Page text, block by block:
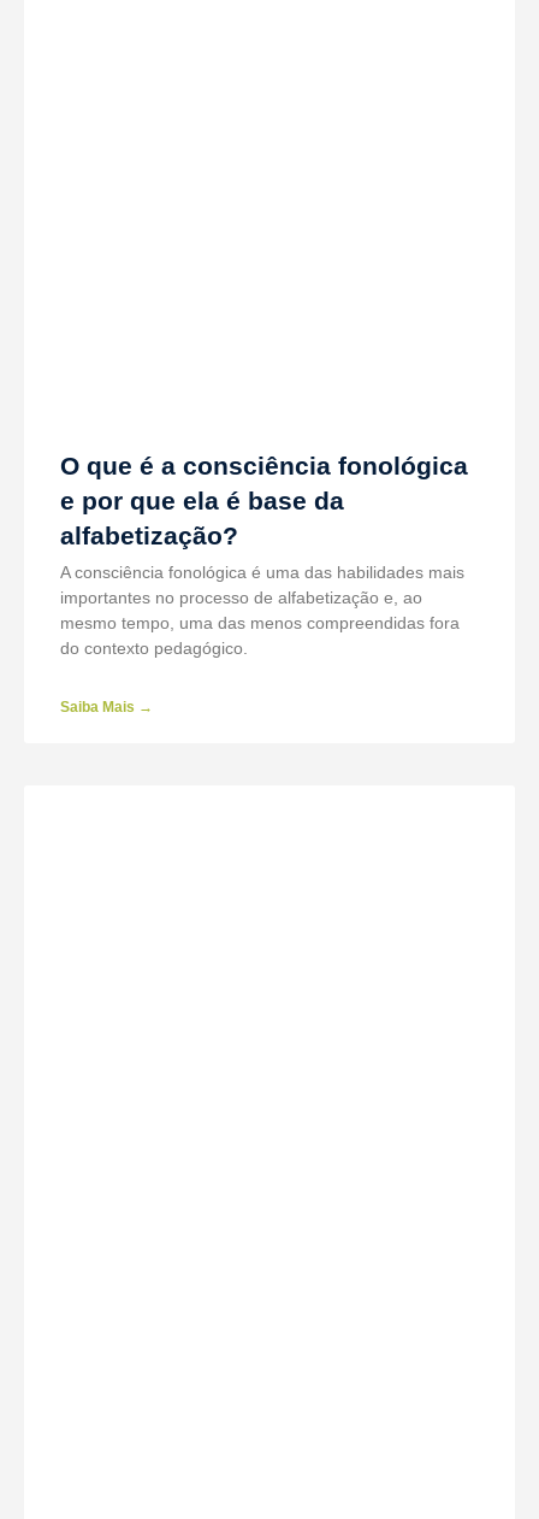
O que é a consciência fonológica
e por que ela é base da
alfabetização?
A consciência fonológica é uma das habilidades mais
importantes no processo de alfabetização e, ao
mesmo tempo, uma das menos compreendidas fora
do contexto pedagógico.
Saiba Mais →